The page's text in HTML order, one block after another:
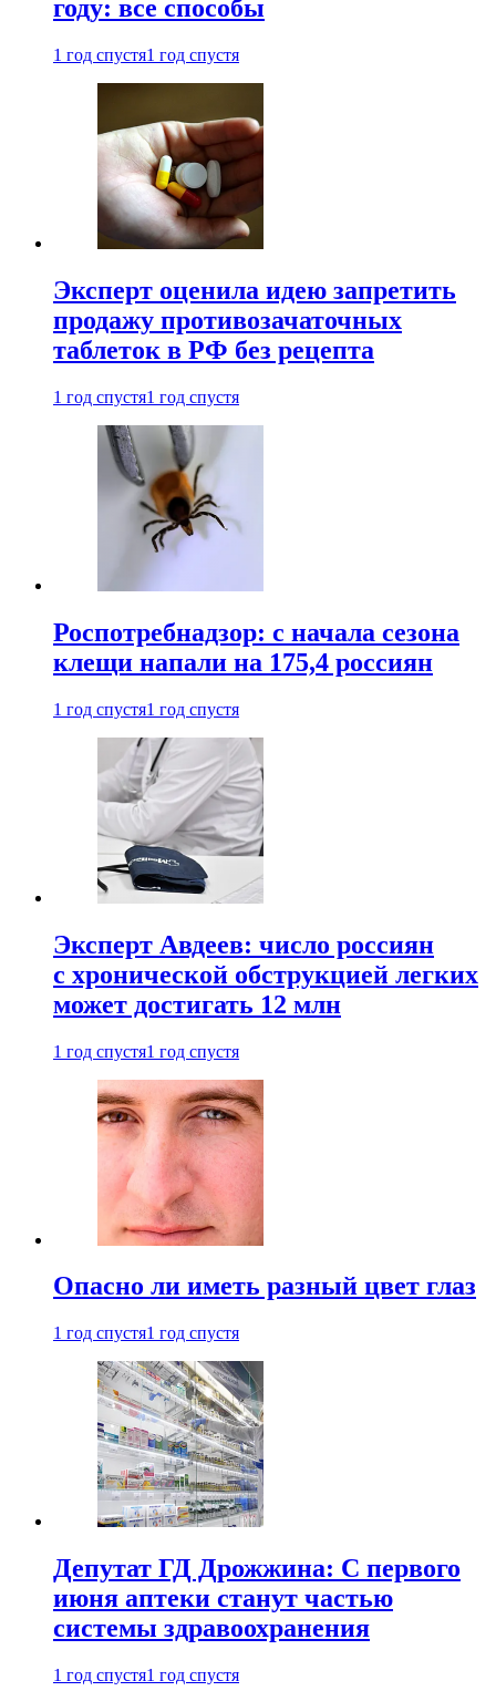
году: все способы
1 год спустя1 год спустя
Эксперт оценила идею запретить
продажу противозачаточных
таблеток в РФ без рецепта
1 год спустя1 год спустя
Роспотребнадзор: с начала сезона
клещи напали на 175,4 россиян
1 год спустя1 год спустя
Эксперт Авдеев: число россиян
с хронической обструкцией легких
может достигать 12 млн
1 год спустя1 год спустя
Опасно ли иметь разный цвет глаз
1 год спустя1 год спустя
Депутат ГД Дрожжина: С первого
июня аптеки станут частью
системы здравоохранения
1 год спустя1 год спустя